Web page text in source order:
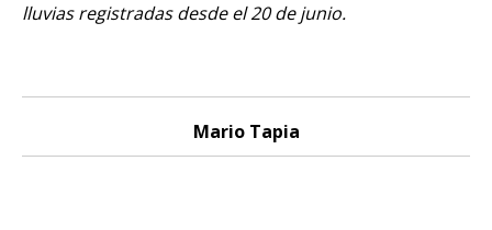
lluvias registradas desde el 20 de junio.
Mario Tapia